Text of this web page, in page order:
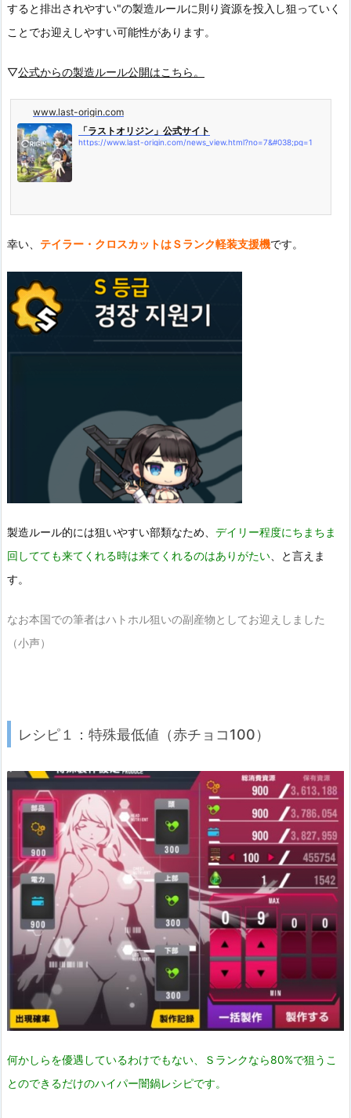
すると排出されやすい"の製造ルールに則り資源を投入し狙っていく
ことでお迎えしやすい可能性があります。
▽公式からの製造ルール公開はこちら。
www.last-origin.com
「ラストオリジン」公式サイト
https://www.last-origin.com/news_view.html?no=7&#038;pg=1
幸い、 テイラー・クロスカットはＳランク軽装支援機です。
製造ルール的には狙いやすい部類なため、 デイリー程度にちまちま
回してても来てくれる時は来てくれるのはありがたい 、と言えま
す。
なお本国での筆者はハトホル狙いの副産物としてお迎えしました
（小声）
レシピ１：特殊最低値（赤チョコ100）
何かしらを優遇しているわけでもない、Ｓランクなら80%で狙うこ
とのできるだけのハイパー闇鍋レシピです。